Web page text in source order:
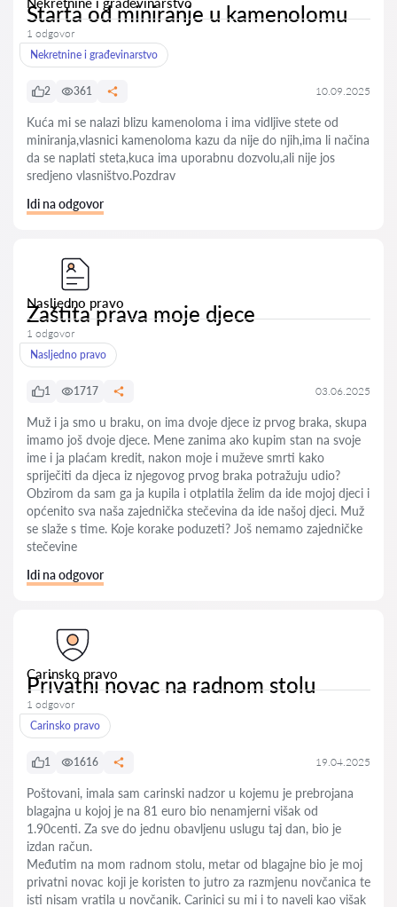
Starta od miniranje u kamenolomu
1 odgovor
Nekretnine i građevinarstvo
2 361 10.09.2025
Kuća mi se nalazi blizu kamenoloma i ima vidljive stete od
miniranja,vlasnici kamenoloma kazu da nije do njih,ima li načina
da se naplati steta,kuca ima uporabnu dozvolu,ali nije jos
sredjeno vlasništvo.Pozdrav
Idi na odgovor
Nasljedno pravo
Zaštita prava moje djece
1 odgovor
Nasljedno pravo
1 1717 03.06.2025
Muž i ja smo u braku, on ima dvoje djece iz prvog braka, skupa
imamo još dvoje djece. Mene zanima ako kupim stan na svoje
ime i ja plaćam kredit, nakon moje i muževe smrti kako
spriječiti da djeca iz njegovog prvog braka potražuju udio?
Obzirom da sam ga ja kupila i otplatila želim da ide mojoj djeci i
općenito sva naša zajednička stečevina da ide našoj djeci. Muž
se slaže s time. Koje korake poduzeti? Još nemamo zajedničke
stečevine
Idi na odgovor
Carinsko pravo
Privatni novac na radnom stolu
1 odgovor
Carinsko pravo
1 1616 19.04.2025
Poštovani, imala sam carinski nadzor u kojemu je prebrojana
blagajna u kojoj je na 81 euro bio nenamjerni višak od
1.90centi. Za sve do jednu obavljenu uslugu taj dan, bio je
izdan račun.
Međutim na mom radnom stolu, metar od blagajne bio je moj
privatni novac koji je koristen to jutro za razmjenu novčanica te
isti nisam vratila u novčanik. Carinici su mi i to naveli kao višak